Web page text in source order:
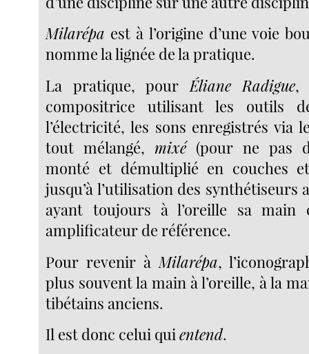
Milarépa est à l’origine d’une voie
nomme la lignée de la pratique.
La pratique, pour Éliane Radigue,
compositrice utilisant les outils
l’électricité, les sons enregistrés via
tout mélangé,mixé(pour ne pas
monté et démultiplié en couches
jusqu’à l’utilisation des synthétiseurs
ayant toujours à l’oreille sa main
amplificateur de référence.
Pour revenir à Milarépa,
plus souvent la main à l’oreille, à la
tibétains anciens.
Il est donc celui quientend.